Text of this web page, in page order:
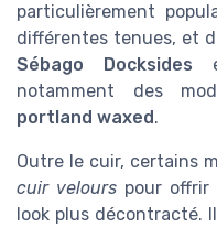
particulièrement
différentes tenues, et
Sébago Docksides
notamment des
portland waxed .
Outre le cuir, certains
cuir velours pour
look plus décontracté.